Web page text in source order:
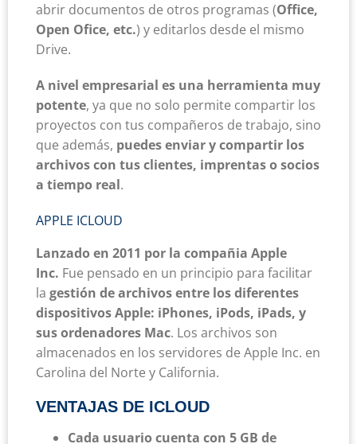
abrir documentos de otros programas (Office,
Open Ofice, etc.) y editarlos desde el mismo
Drive.
A nivel empresarial es una herramienta muy
potente, ya que no solo permite compartir los
proyectos con tus compañeros de trabajo, sino
que además, puedes enviar y compartir los
archivos con tus clientes, imprentas o socios
a tiempo real.
APPLE ICLOUD
Lanzado en 2011 por la compañia Apple
Inc. Fue pensado en un principio para facilitar
la gestión de archivos entre los diferentes
dispositivos Apple: iPhones, iPods, iPads, y
sus ordenadores Mac. Los archivos son
almacenados en los servidores de Apple Inc. en
Carolina del Norte y California.
VENTAJAS DE ICLOUD
Cada usuario cuenta con 5 GB de